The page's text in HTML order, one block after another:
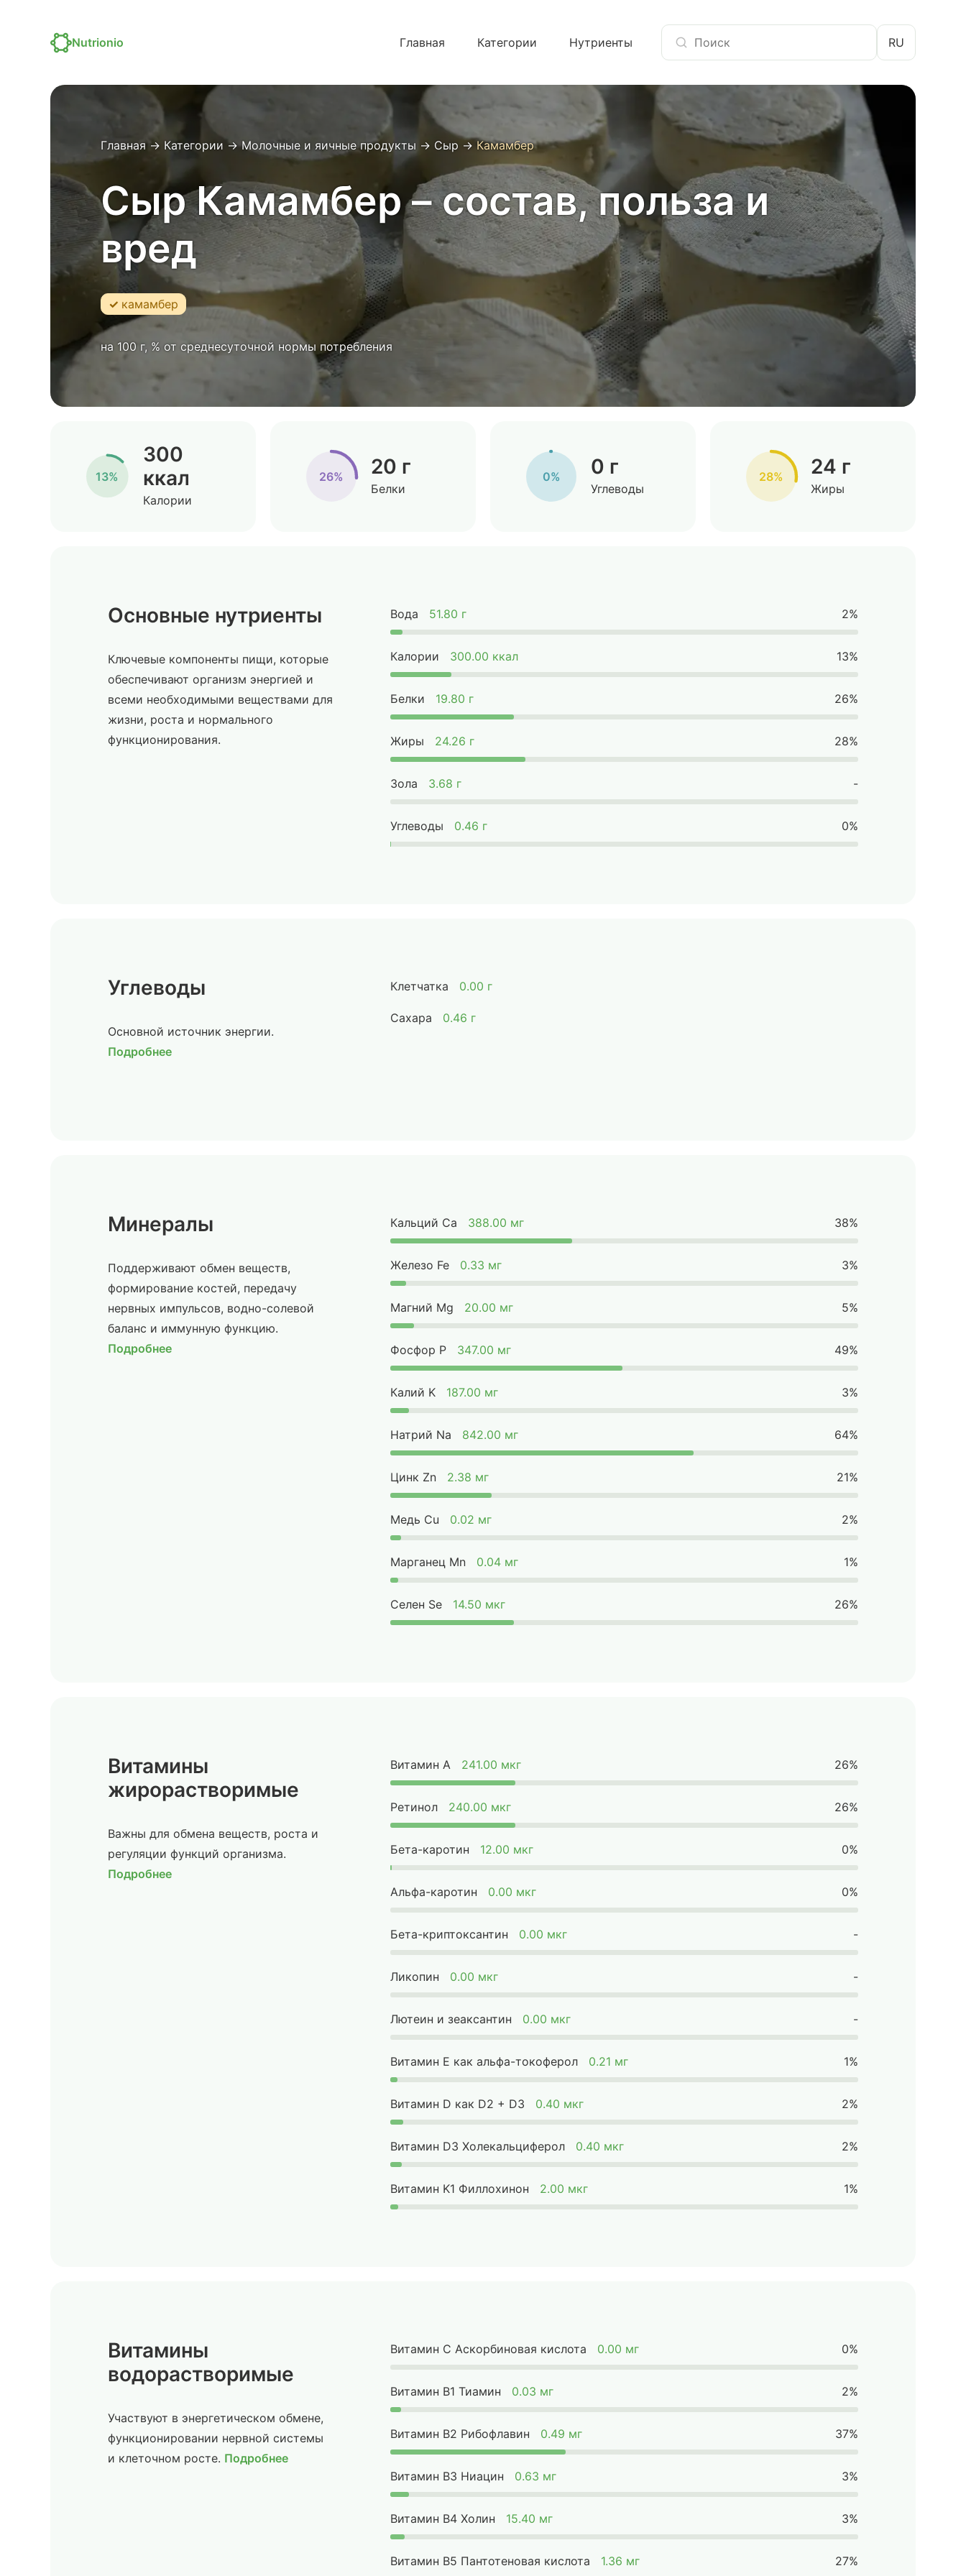
Nutrionio RU
Главная Категории Нутриенты
Главная→ Категории →Молочные и яичные продукты → Сыр → Камамбер
Сыр Камамбер – состав, польза и
вред
камамбер
на 100 г, % от среднесуточной нормы потребления
13%
300
ккал
Калории
26% 20 г
Белки
0% 0 г
Углеводы
28% 24 г
Жиры
Основные нутриенты
Ключевые компоненты пищи, которые
обеспечивают организм энергией и
всеми необходимыми веществами для
жизни, роста и нормального
функционирования.
Вода 51.80 г 2%
Калории 300.00 ккал 13%
Белки 19.80 г 26%
Жиры 24.26 г 28%
Зола 3.68 г -
Углеводы 0.46 г 0%
Углеводы
Основной источник энергии.
Подробнее
Клетчатка 0.00 г
Сахара 0.46 г
Минералы
Поддерживают обмен веществ,
формирование костей, передачу
нервных импульсов, водно-солевой
баланс и иммунную функцию.
Подробнее
Кальций Ca 388.00 мг 38%
Железо Fe 0.33 мг 3%
Магний Mg 20.00 мг 5%
Фосфор P 347.00 мг 49%
Калий K 187.00 мг 3%
Натрий Na 842.00 мг 64%
Цинк Zn 2.38 мг 21%
Медь Cu 0.02 мг 2%
Марганец Mn 0.04 мг 1%
Селен Se 14.50 мкг 26%
Витамины
жирорастворимые
Важны для обмена веществ, роста и
регуляции функций организма.
Подробнее
Витамин А 241.00 мкг 26%
Ретинол 240.00 мкг 26%
Бета-каротин 12.00 мкг 0%
Альфа-каротин 0.00 мкг 0%
Бета-криптоксантин 0.00 мкг -
Ликопин 0.00 мкг -
Лютеин и зеаксантин 0.00 мкг -
Витамин Е как альфа-токоферол 0.21 мг 1%
Витамин D как D2 + D3 0.40 мкг 2%
Витамин D3 Холекальциферол 0.40 мкг 2%
Витамин K1 Филлохинон 2.00 мкг 1%
Витамины
водорастворимые
Участвуют в энергетическом обмене,
функционировании нервной системы
и клеточном росте. Подробнее
Витамин C Аскорбиновая кислота 0.00 мг 0%
Витамин B1 Тиамин 0.03 мг 2%
Витамин B2 Рибофлавин 0.49 мг 37%
Витамин B3 Ниацин 0.63 мг 3%
Витамин B4 Холин 15.40 мг 3%
Витамин B5 Пантотеновая кислота 1.36 мг 27%